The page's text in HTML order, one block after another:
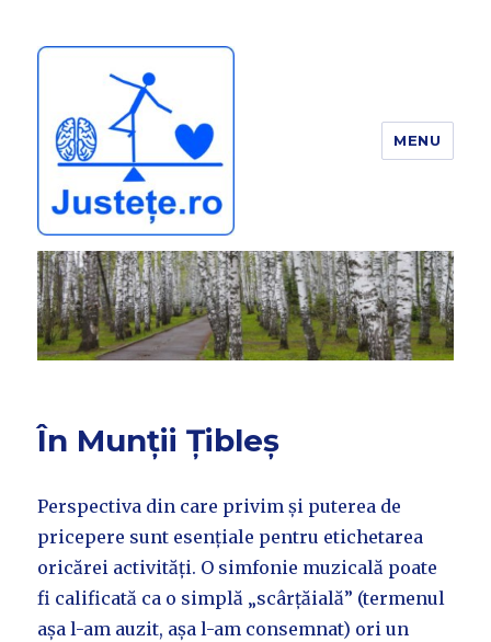
JUSTEȚE
MENU
În Munții Țibleș
Perspectiva din care privim și puterea de
pricepere sunt esențiale pentru etichetarea
oricărei activități. O simfonie muzicală poate
fi calificată ca o simplă „scârțăială” (termenul
așa l-am auzit, așa l-am consemnat) ori un